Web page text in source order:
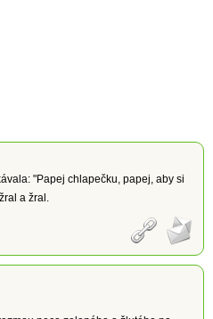
"Papej chlapečku, papej, aby si
a žral.